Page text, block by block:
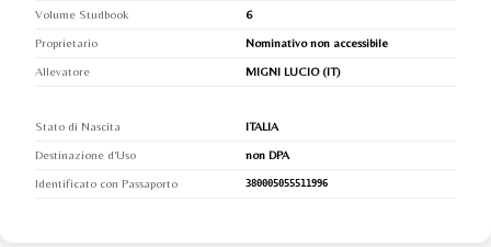
Volume Studbook
6
Proprietario
Nominativo non accessibile
Allevatore
MIGNI LUCIO (IT)
Stato di Nascita
ITALIA
Destinazione d'Uso
non DPA
Identificato con Passaporto
380005055511996